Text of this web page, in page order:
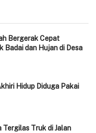
Bergerak Cepat
Badai dan Hujan di Desa
Hidup Diduga Pakai
Tergilas Truk di Jalan